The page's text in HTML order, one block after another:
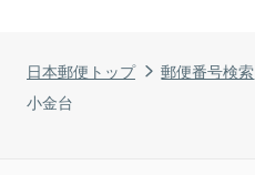
日本郵便トップ 郵便番号検索
小金台